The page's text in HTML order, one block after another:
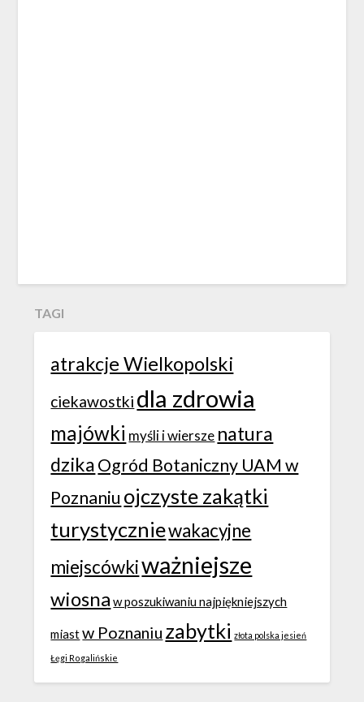
TAGI
atrakcje Wielkopolski
ciekawostki dla zdrowia
majówki myśli i wiersze natura
dzikaOgród Botaniczny UAM w
Poznaniu ojczyste zakątki
turystyczniewakacyjne
miejscówkiważniejsze
wiosna w poszukiwaniu najpiękniejszych
miastw Poznaniu zabytki złota polska jesień
Łęgi Rogalińskie